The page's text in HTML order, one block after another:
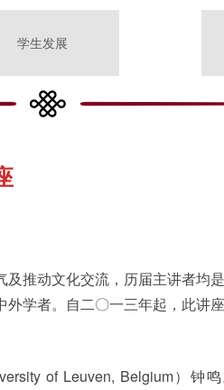
学生发展
及推动文化交流，历届主讲者均
学者。自二〇一三年起，此讲
of Leuven, Belgium）钟